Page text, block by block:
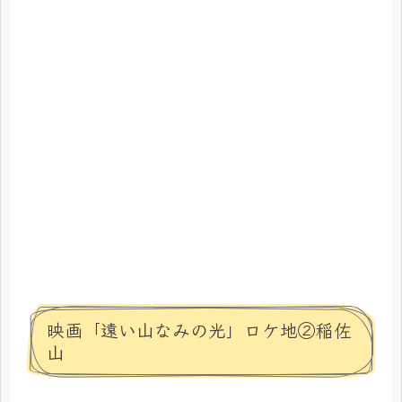
映画「遠い山なみの光」ロケ地②稲佐
山